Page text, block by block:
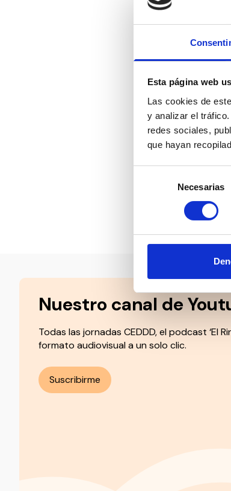
Esta página web
Las cookies de
y analizar el
redes sociales,
que hayan
consentimiento
Necesarias
a
su
En
Nuestro canal de
Todas las jornadas CEDDD, el podcast ‘El
formato audiovisual a un solo clic.
Suscribirme